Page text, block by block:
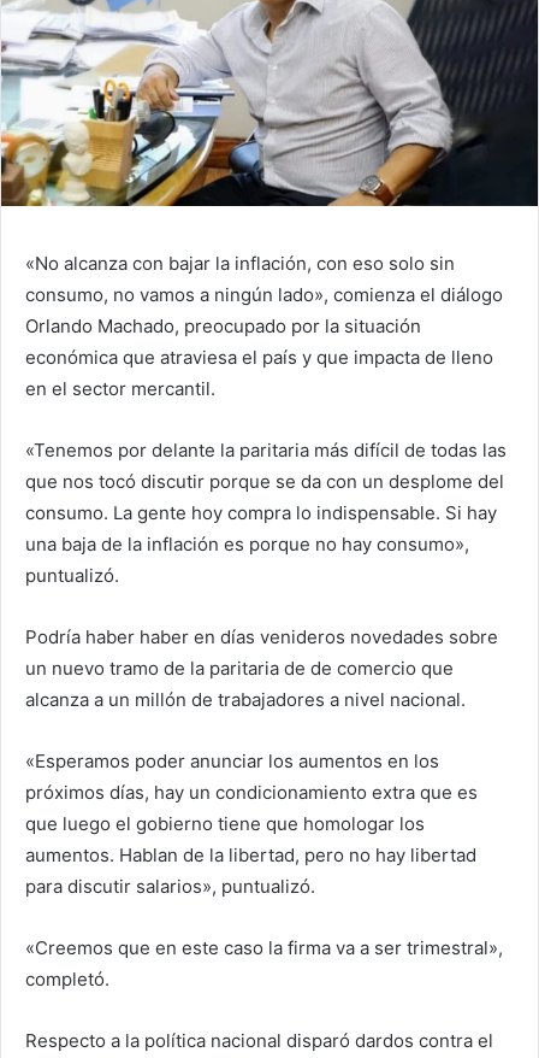
«No alcanza con bajar la inflación, con eso solo sin
consumo, no vamos a ningún lado», comienza el diálogo
Orlando Machado, preocupado por la situación
económica que atraviesa el país y que impacta de lleno
en el sector mercantil.
«Tenemos por delante la paritaria más difícil de todas las
que nos tocó discutir porque se da con un desplome del
consumo. La gente hoy compra lo indispensable. Si hay
una baja de la inflación es porque no hay consumo»,
puntualizó.
Podría haber haber en días venideros novedades sobre
un nuevo tramo de la paritaria de de comercio que
alcanza a un millón de trabajadores a nivel nacional.
«Esperamos poder anunciar los aumentos en los
próximos días, hay un condicionamiento extra que es
que luego el gobierno tiene que homologar los
aumentos. Hablan de la libertad, pero no hay libertad
para discutir salarios», puntualizó.
«Creemos que en este caso la firma va a ser trimestral»,
completó.
Respecto a la política nacional disparó dardos contra el